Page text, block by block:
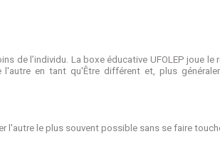
de l’individu. La boxe éducative UFOLEP joue
en tant qu'Être différent et, plus
l'autre le plus souvent possible sans se faire